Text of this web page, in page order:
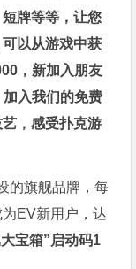
牌等等，让您
可以从游戏中获
，新加入朋友
加入我们的免费
，感受扑克游
的旗舰品牌，每
EV新用户，达
宝箱”启动码1